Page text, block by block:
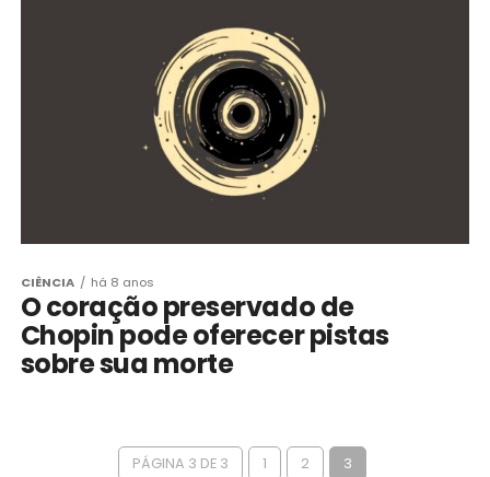
CIÊNCIA há 8 anos
O coração preservado de
Chopin pode oferecer pistas
sobre sua morte
PÁGINA 3 DE 3 1 2 3